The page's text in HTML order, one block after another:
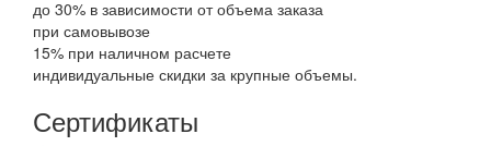
до 30% в зависимости от объема заказа
при самовывозе
15% при наличном расчете
индивидуальные скидки за крупные объемы.
Сертификаты